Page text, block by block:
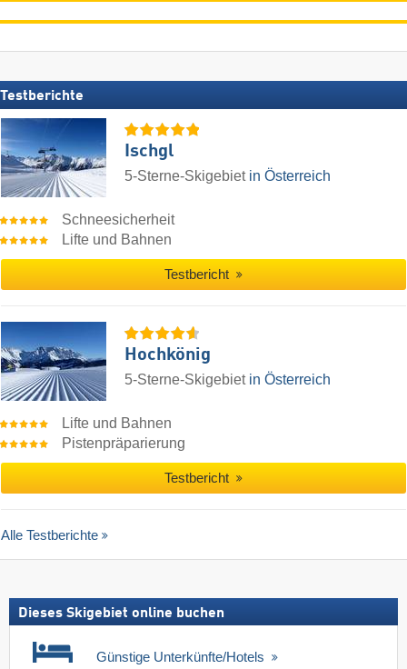
Testberichte
Ischgl
5-Sterne-Skigebiet in Österreich
Schneesicherheit
Lifte und Bahnen
Testbericht
Hochkönig
5-Sterne-Skigebiet in Österreich
Lifte und Bahnen
Pistenpräparierung
Testbericht
Alle Testberichte
Dieses Skigebiet online buchen
Günstige Unterkünfte/Hotels